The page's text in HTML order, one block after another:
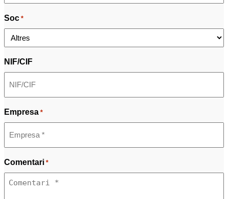
Soc *
NIF/CIF
Empresa *
Comentari *